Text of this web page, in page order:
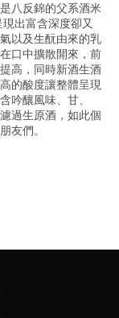
八反錦的父系酒米
出富含深度卻又
以及生酛由來的乳
口中擴散開來，前
高，同時新酒生酒
的酸度讓整體呈現
吟釀風味、甘、
過生原酒，如此個
友們。